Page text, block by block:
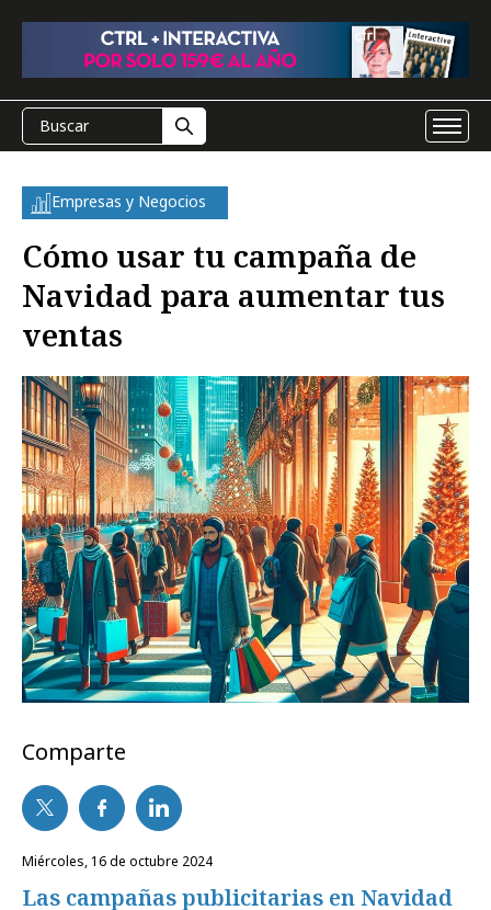
Empresas y Negocios
Cómo usar tu campaña de
Navidad para aumentar tus
ventas
Comparte
miércoles, 16 de octubre 2024
Las campañas publicitarias en Navidad